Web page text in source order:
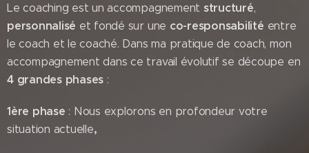
Le coaching est un accompagnement structuré,
personnalisé et fondé sur une co-responsabilité entre
le coach et le coaché. Dans ma pratique de coach, mon
accompagnement dans ce travail évolutif se découpe en
4 grandes phases :
1ère phase : Nous explorons en profondeur votre
situation actuelle,